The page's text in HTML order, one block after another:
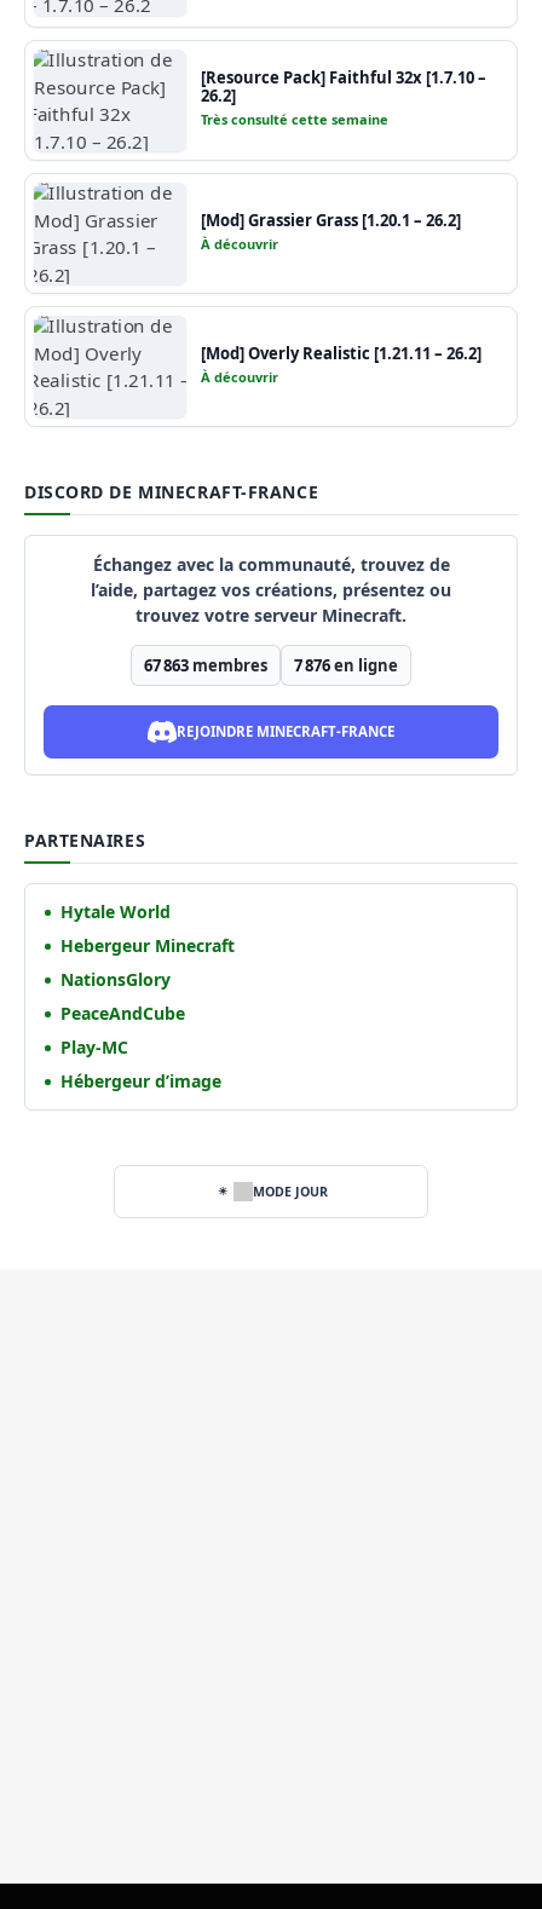
[Resource Pack] Faithful 32x [1.7.10 –
26.2]
Très consulté cette semaine
[Mod] Grassier Grass [1.20.1 – 26.2]
À découvrir
[Mod] Overly Realistic [1.21.11 – 26.2]
À découvrir
DISCORD DE MINECRAFT-FRANCE
Échangez avec la communauté, trouvez de
l’aide, partagez vos créations, présentez ou
trouvez votre serveur Minecraft.
67 863 membres 7 876en ligne
REJOINDRE MINECRAFT-FRANCE
PARTENAIRES
Hytale World
Hebergeur Minecraft
NationsGlory
PeaceAndCube
Play-MC
Hébergeur d’image
MODE JOUR